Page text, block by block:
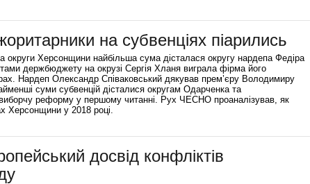
на субвенціях піарились
округи Херсонщини найбільша сума дісталася округу нардепа Федіра
держбюджету на окрузі Сергія Хланя виграла фірма його
Нардеп Олександр Співаковський дякував прем’єру Володимиру
суми субвенцій дісталися округам Одарченка та
виборчу реформу у першому читанні. Рух ЧЕСНО проаналізував, як
Херсонщини у 2018 році.
досвід конфліктів